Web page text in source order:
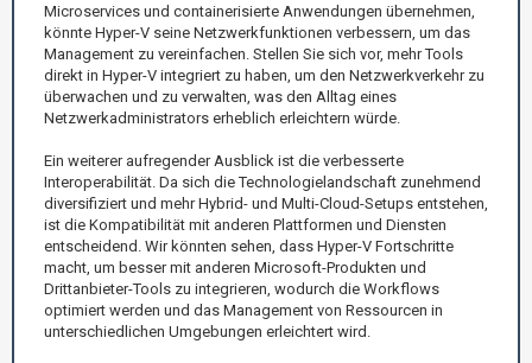
Microservices und containerisierte Anwendungen übernehmen,
könnte Hyper-V seine Netzwerkfunktionen verbessern, um das
Management zu vereinfachen. Stellen Sie sich vor, mehr Tools
direkt in Hyper-V integriert zu haben, um den Netzwerkverkehr zu
überwachen und zu verwalten, was den Alltag eines
Netzwerkadministrators erheblich erleichtern würde.
Ein weiterer aufregender Ausblick ist die verbesserte
Interoperabilität. Da sich die Technologielandschaft zunehmend
diversifiziert und mehr Hybrid- und Multi-Cloud-Setups entstehen,
ist die Kompatibilität mit anderen Plattformen und Diensten
entscheidend. Wir könnten sehen, dass Hyper-V Fortschritte
macht, um besser mit anderen Microsoft-Produkten und
Drittanbieter-Tools zu integrieren, wodurch die Workflows
optimiert werden und das Management von Ressourcen in
unterschiedlichen Umgebungen erleichtert wird.